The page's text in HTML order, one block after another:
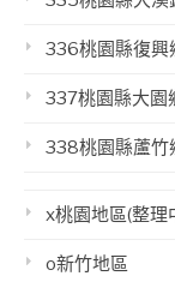
336桃園縣復興
337桃園縣大園
338桃園縣蘆竹
x桃園地區(整理
o新竹地區